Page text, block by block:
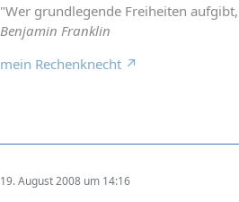
"Wer grundlegende Freiheiten
Benjamin Franklin
mein Rechenknecht
19. August 2008 um 14:16